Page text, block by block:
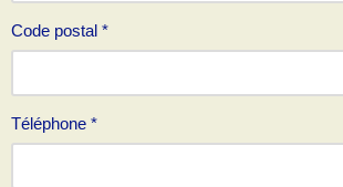
Code postal *
Téléphone *